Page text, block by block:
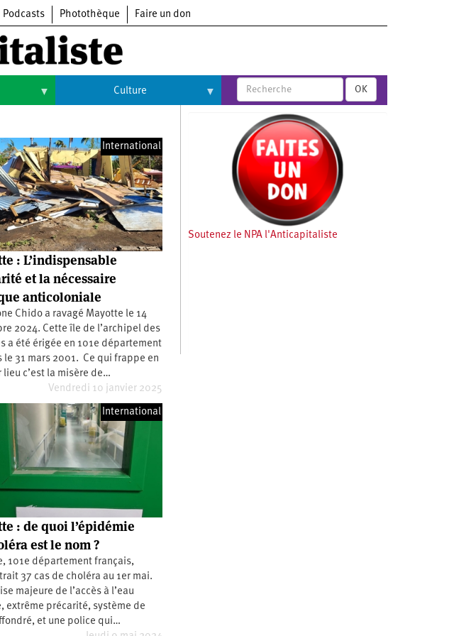
Podcasts Photothèque Faire un don
Culture
Arts
Cinéma
Expositions
Livres
OK
International
: L’indispensable
et la nécessaire
anticoloniale
Chido a ravagé Mayotte le 14
2024. Cette île de l’archipel des
a été érigée en 101e département
le 31 mars 2001. Ce qui frappe en
lieu c’est la misère de…
Vendredi 10 janvier 2025
International
: de quoi l’épidémie
est le nom ?
101e département français,
37 cas de choléra au 1er mai.
majeure de l’accès à l’eau
extrême précarité, système de
et une police qui…
Soutenez le NPA l'Anticapitaliste